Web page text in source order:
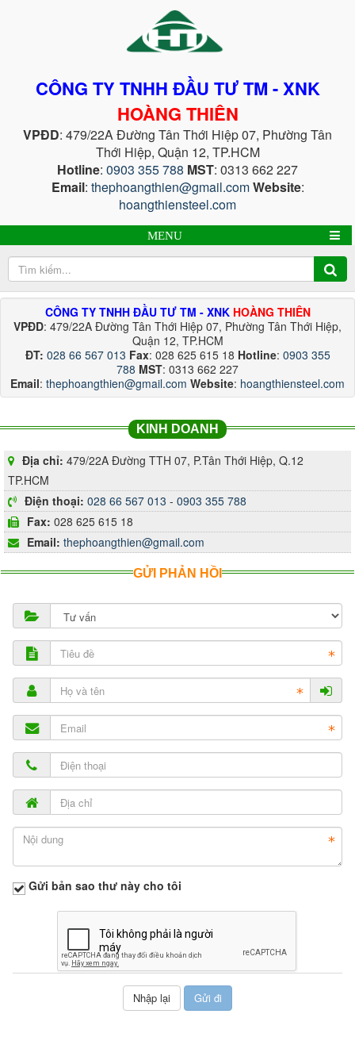
CÔNG TY TNHH ĐẦU TƯ TM - XNK
HOÀNG THIÊN
VPĐD: 479/22A Đường Tân Thới Hiệp 07, Phường Tân
Thới Hiệp, Quận 12, TP.HCM
Hotline: 0903 355 788 MST: 0313 662 227
Email: thephoangthien@gmail.comWebsite:
hoangthiensteel.com
MENU
CÔNG TY TNHH ĐẦU TƯ TM - XNK HOÀNG THIÊN
VPĐD: 479/22A Đường Tân Thới Hiệp 07, Phường Tân Thới Hiệp,
Quận 12, TP.HCM
ĐT: 028 66 567 013 Fax: 028 625 615 18 Hotline: 0903 355
788 MST: 0313 662 227
Email: thephoangthien@gmail.com Website: hoangthiensteel.com
KINH DOANH
Địa chỉ: 479/22A Đường TTH 07, P.Tân Thới Hiệp, Q.12
TP.HCM
Điện thoại: 028 66 567 013 - 0903 355 788
Fax: 028 625 615 18
Email: thephoangthien@gmail.com
GỬI PHẢN HỒI
Gửi bản sao thư này cho tôi